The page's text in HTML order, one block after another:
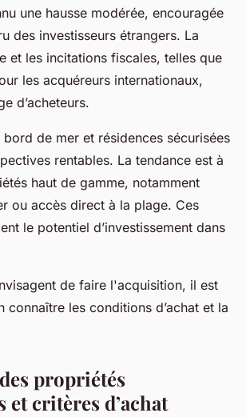
une hausse modérée, encouragée
des investisseurs étrangers. La
et les incitations fiscales, telles que
les acquéreurs internationaux,
d’acheteurs.
bord de mer et résidences sécurisées
rentables. La tendance est à
haut de gamme, notamment
ou accès direct à la plage. Ces
le potentiel d’investissement dans
de faire l'acquisition, il est
connaître les conditions d’achat et la
propriétés
et critères d’achat